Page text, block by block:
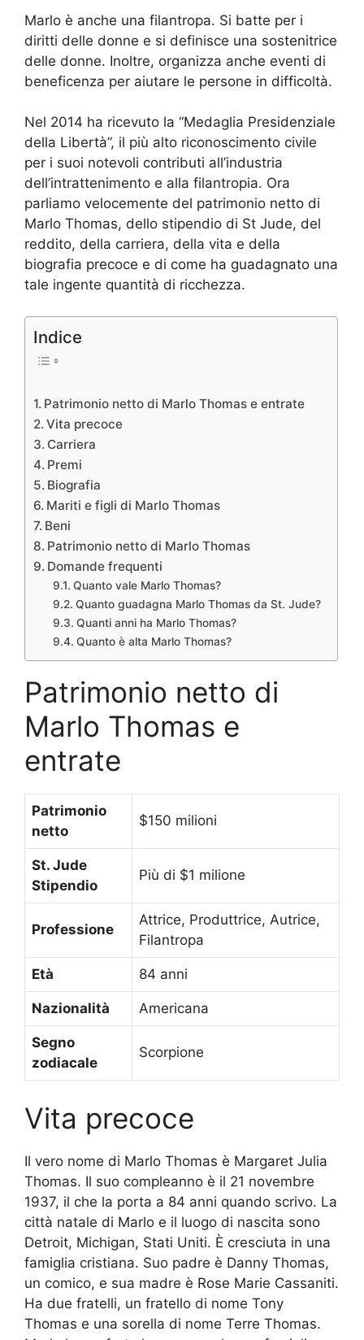
Marlo è anche una filantropa. Si batte per i
diritti delle donne e si definisce una sostenitrice
delle donne. Inoltre, organizza anche eventi di
beneficenza per aiutare le persone in difficoltà.
Nel 2014 ha ricevuto la “Medaglia Presidenziale
della Libertà”, il più alto riconoscimento civile
per i suoi notevoli contributi all’industria
dell’intrattenimento e alla filantropia. Ora
parliamo velocemente del patrimonio netto di
Marlo Thomas, dello stipendio di St Jude, del
reddito, della carriera, della vita e della
biografia precoce e di come ha guadagnato una
tale ingente quantità di ricchezza.
Indice
Patrimonio netto di Marlo Thomas e entrate
Vita precoce
Carriera
Premi
Biografia
Mariti e figli di Marlo Thomas
Beni
Patrimonio netto di Marlo Thomas
Domande frequenti
Quanto vale Marlo Thomas?
Quanto guadagna Marlo Thomas da St. Jude?
Quanti anni ha Marlo Thomas?
Quanto è alta Marlo Thomas?
Patrimonio netto di
Marlo Thomas e
entrate
Patrimonio
netto
$150 milioni
St. Jude
Stipendio
Più di $1 milione
Professione
Attrice, Produttrice, Autrice,
Filantropa
Età 84 anni
Nazionalità Americana
Segno
zodiacale
Scorpione
Vita precoce
Il vero nome di Marlo Thomas è Margaret Julia
Thomas. Il suo compleanno è il 21 novembre
1937, il che la porta a 84 anni quando scrivo. La
città natale di Marlo e il luogo di nascita sono
Detroit, Michigan, Stati Uniti. È cresciuta in una
famiglia cristiana. Suo padre è Danny Thomas,
un comico, e sua madre è Rose Marie Cassaniti.
Ha due fratelli, un fratello di nome Tony
Thomas e una sorella di nome Terre Thomas.